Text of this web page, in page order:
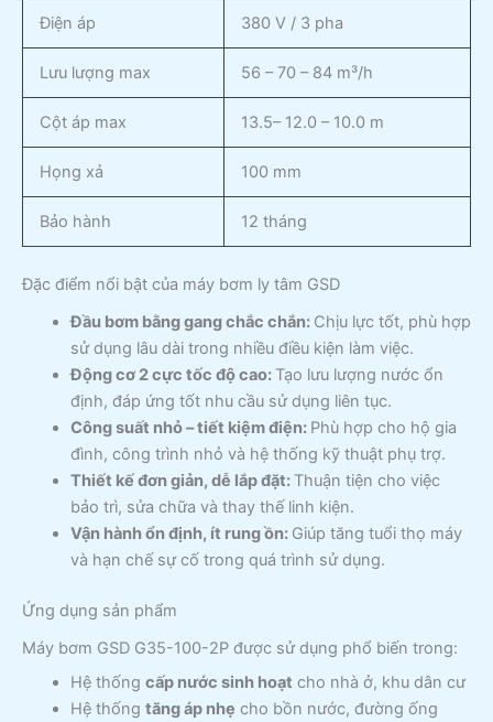
Điện áp 380 V / 3 pha
Lưu lượng max 56 – 70 – 84 m³/h
Cột áp max 13.5– 12.0 – 10.0 m
Họng xả 100 mm
Bảo hành 12 tháng
Đặc điểm nổi bật của máy bơm ly tâm GSD
Đầu bơm bằng gang chắc chắn: Chịu lực tốt, phù hợp
sử dụng lâu dài trong nhiều điều kiện làm việc.
Động cơ 2 cực tốc độ cao: Tạo lưu lượng nước ổn
định, đáp ứng tốt nhu cầu sử dụng liên tục.
Công suất nhỏ – tiết kiệm điện: Phù hợp cho hộ gia
đình, công trình nhỏ và hệ thống kỹ thuật phụ trợ.
Thiết kế đơn giản, dễ lắp đặt: Thuận tiện cho việc
bảo trì, sửa chữa và thay thế linh kiện.
Vận hành ổn định, ít rung ồn: Giúp tăng tuổi thọ máy
và hạn chế sự cố trong quá trình sử dụng.
Ứng dụng sản phẩm
Máy bơm GSD G35-100-2P được sử dụng phổ biến trong:
Hệ thống cấp nước sinh hoạt cho nhà ở, khu dân cư
Hệ thống tăng áp nhẹ cho bồn nước, đường ống